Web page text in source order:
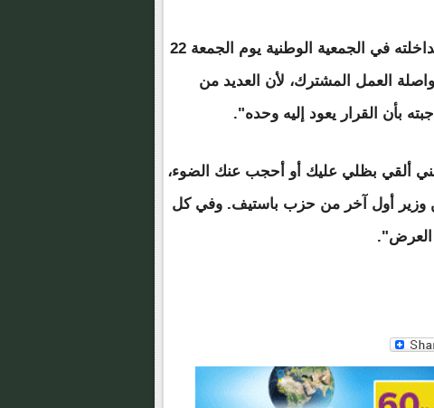
وأكد أن الرئيس استدعاه إلى القصر الرئاسي عقب مداخلته في الجمعية الوطنية يوم الجمعة 22
العمل المشترك، لأن العديد من
بأن القرار يعود إليه وحده".
كنت تعتقد أنني ألقي بظلي عليك أو أحجب عنك الضوء،
وزير أول آخر من حزب باستيف. وفي كل
العرض".